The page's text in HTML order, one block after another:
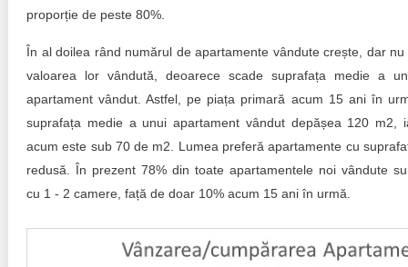
Democrația, independența și transparența instituțiilor
publice-cheie din Moldova
Achizițiile publice în vizorul societății civile
proporție de peste 80%.
În al doilea rând numărul de apartamente vândute crește, dar nu
valoarea lor vândută, deoarece scade suprafața medie a
apartament vândut. Astfel, pe piața primară acum 15 ani în
suprafața medie a unui apartament vândut depășea 120 m2,
acum este sub 70 de m2. Lumea preferă apartamente cu
redusă. În prezent 78% din toate apartamentele noi vândute
cu 1 - 2 camere, față de doar 10% acum 15 ani în urmă.